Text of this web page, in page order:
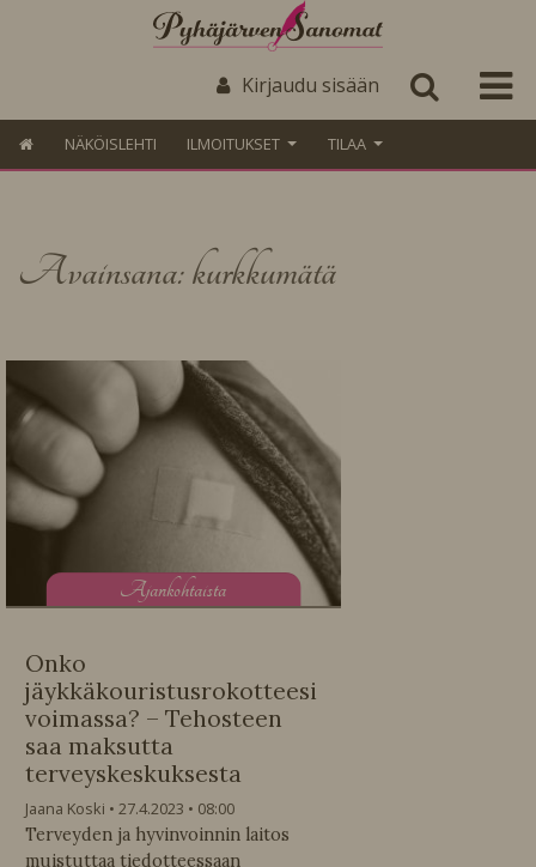
Kirjaudu sisään
NÄKÖISLEHTI ILMOITUKSET TILAA
Avainsana: kurkkumätä
Ajankohtaista
Onko
jäykkäkouristusrokotteesi
voimassa? – Tehosteen
saa maksutta
terveyskeskuksesta
Jaana Koski 27.4.2023
08:00
Terveyden ja hyvinvoinnin laitos
muistuttaa tiedotteessaan